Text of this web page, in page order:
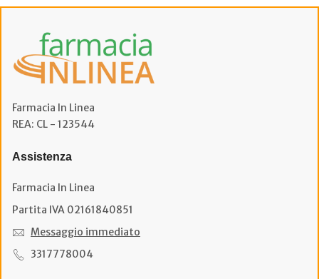
Farmacia In Linea
REA: CL - 123544
Assistenza
Farmacia In Linea
Partita IVA 02161840851
Messaggio immediato
3317778004